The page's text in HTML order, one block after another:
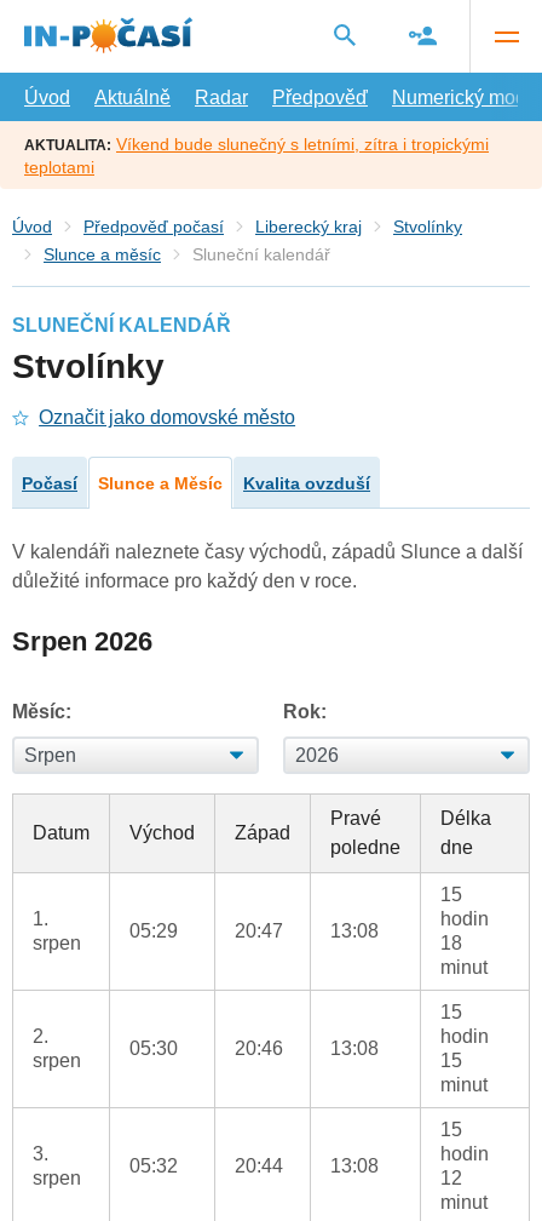
hlavní
Úvod
Aktuálně Radar Předpověď Numerický model
AKTUALITA: Víkend bude slunečný s letními, zítra i tropickými
teplotami
Úvod Předpověď počasí Liberecký kraj
Stvolínky
Slunce a měsíc
Sluneční kalendář
SLUNEČNÍ KALENDÁŘ
Stvolínky
Označit jako domovské město
Počasí Slunce a Měsíc Kvalita ovzduší
V kalendáři naleznete časy východů, západů Slunce a další
důležité informace pro každý den v roce.
Srpen 2026
Měsíc: Rok:
Datum Východ Západ
Pravé
poledne
Délka
dne
1.
srpen
05:29 20:47 13:08
15
hodin
18
minut
2.
srpen
05:30 20:46 13:08
15
hodin
15
minut
3.
srpen
05:32 20:44 13:08
15
hodin
12
minut